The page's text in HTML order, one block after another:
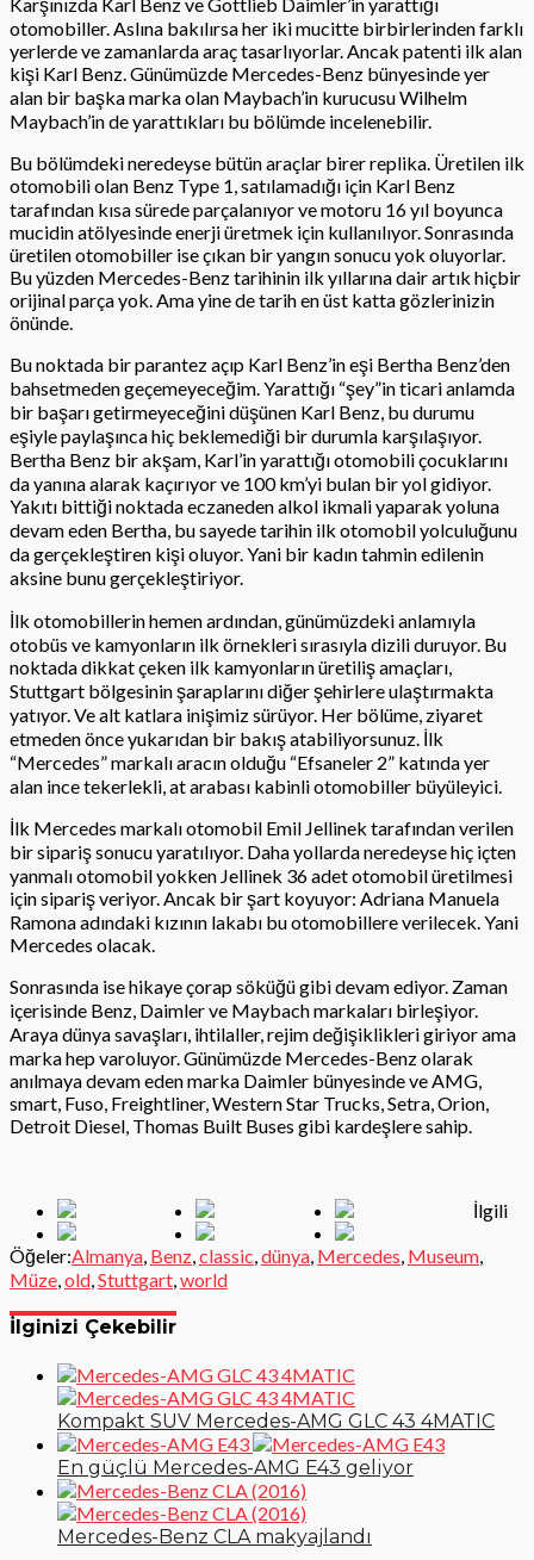
otomobiller. Aslına bakılırsa her iki mucitte birbirlerinden farklı
yerlerde ve zamanlarda araç tasarlıyorlar. Ancak patenti ilk alan
kişi Karl Benz. Günümüzde Mercedes-Benz bünyesinde yer
alan bir başka marka olan Maybach’in kurucusu Wilhelm
Maybach’in de yarattıkları bu bölümde incelenebilir.
Bu bölümdeki neredeyse bütün araçlar birer replika. Üretilen ilk
otomobili olan Benz Type 1, satılamadığı için Karl Benz
tarafından kısa sürede parçalanıyor ve motoru 16 yıl boyunca
mucidin atölyesinde enerji üretmek için kullanılıyor. Sonrasında
üretilen otomobiller ise çıkan bir yangın sonucu yok oluyorlar.
Bu yüzden Mercedes-Benz tarihinin ilk yıllarına dair artık hiçbir
orijinal parça yok. Ama yine de tarih en üst katta gözlerinizin
önünde.
Bu noktada bir parantez açıp Karl Benz’in eşi Bertha Benz’den
bahsetmeden geçemeyeceğim. Yarattığı “şey”in ticari anlamda
bir başarı getirmeyeceğini düşünen Karl Benz, bu durumu
eşiyle paylaşınca hiç beklemediği bir durumla karşılaşıyor.
Bertha Benz bir akşam, Karl’in yarattığı otomobili çocuklarını
da yanına alarak kaçırıyor ve 100 km’yi bulan bir yol gidiyor.
Yakıtı bittiği noktada eczaneden alkol ikmali yaparak yoluna
devam eden Bertha, bu sayede tarihin ilk otomobil yolculuğunu
da gerçekleştiren kişi oluyor. Yani bir kadın tahmin edilenin
aksine bunu gerçekleştiriyor.
İlk otomobillerin hemen ardından, günümüzdeki anlamıyla
otobüs ve kamyonların ilk örnekleri sırasıyla dizili duruyor. Bu
noktada dikkat çeken ilk kamyonların üretiliş amaçları,
Stuttgart bölgesinin şaraplarını diğer şehirlere ulaştırmakta
yatıyor. Ve alt katlara inişimiz sürüyor. Her bölüme, ziyaret
etmeden önce yukarıdan bir bakış atabiliyorsunuz. İlk
“Mercedes” markalı aracın olduğu “Efsaneler 2” katında yer
alan ince tekerlekli, at arabası kabinli otomobiller büyüleyici.
İlk Mercedes markalı otomobil Emil Jellinek tarafından verilen
bir sipariş sonucu yaratılıyor. Daha yollarda neredeyse hiç içten
yanmalı otomobil yokken Jellinek 36 adet otomobil üretilmesi
için sipariş veriyor. Ancak bir şart koyuyor: Adriana Manuela
Ramona adındaki kızının lakabı bu otomobillere verilecek. Yani
Mercedes olacak.
Sonrasında ise hikaye çorap söküğü gibi devam ediyor. Zaman
içerisinde Benz, Daimler ve Maybach markaları birleşiyor.
Araya dünya savaşları, ihtilaller, rejim değişiklikleri giriyor ama
marka hep varoluyor. Günümüzde Mercedes-Benz olarak
anılmaya devam eden marka Daimler bünyesinde ve AMG,
smart, Fuso, Freightliner, Western Star Trucks, Setra, Orion,
Detroit Diesel, Thomas Built Buses gibi kardeşlere sahip.
İlgili
Öğeler:Almanya Benz classic dünya Mercedes Museum
Müze old Stuttgart world
İlginizi Çekebilir
Kompakt SUV Mercedes-AMG GLC 43 4MATIC
En güçlü Mercedes-AMG E43 geliyor
Mercedes-Benz CLA makyajlandı